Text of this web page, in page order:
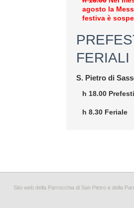
agosto la
festiva è
FERIALI
S. Pietro di
h 18.00
h 8.30 Feriale
Sito web della Parrocchia di San Pietro e della